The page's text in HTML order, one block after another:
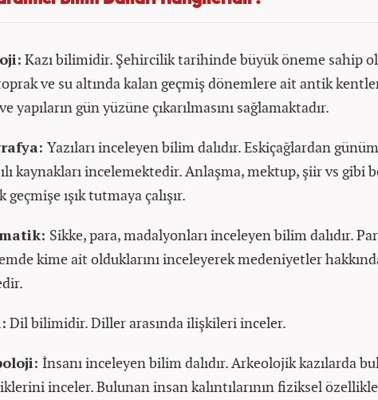
Kazı bilimidir. Şehircilik tarihinde büyük öneme sahip
ve su altında kalan geçmiş dönemlere ait antik
yapıların gün yüzüne çıkarılmasını sağlamaktadır.
Yazıları inceleyen bilim dalıdır. Eskiçağlardan
kaynakları incelemektedir. Anlaşma, mektup, şiir vs gibi
ışık tutmaya çalışır.
Sikke, para, madalyonları inceleyen bilim dalıdır.
kime ait olduklarını inceleyerek medeniyetler
Dil bilimidir. Diller arasında ilişkileri inceler.
İnsanı inceleyen bilim dalıdır. Arkeolojik kazılarda
inceler. Bulunan insan kalıntılarının fiziksel